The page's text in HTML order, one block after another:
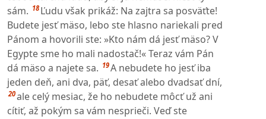
sám. 18 Ľudu však prikáž: Na zajtra sa posväťte!
Budete jesť mäso, lebo ste hlasno nariekali pred
Pánom a hovorili ste: »Kto nám dá jesť mäso? V
Egypte sme ho mali nadostač!« Teraz vám Pán
dá mäso a najete sa. 19A nebudete ho jesť iba
jeden deň, ani dva, päť, desať alebo dvadsať dní,
20ale celý mesiac, že ho nebudete môcť už ani
cítiť, až pokým sa vám nesprieči. Veď ste